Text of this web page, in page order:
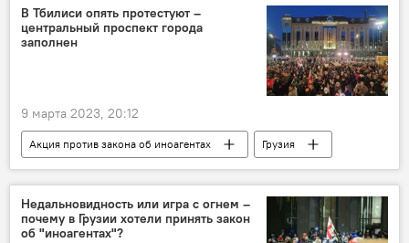
Грузинская мечта - демократическая Грузия
Акция против закона об иноагентах
В Тбилиси опять протестуют –
центральный проспект города
заполнен
9 марта 2023, 20:12
Акция против закона об иноагентах
Грузия
НОВОСТИ
Ираклий Кобахидзе
Закон об "иноагентах"
Недальновидность или игра с огнем –
почему в Грузии хотели принять закон
об "иноагентах"?